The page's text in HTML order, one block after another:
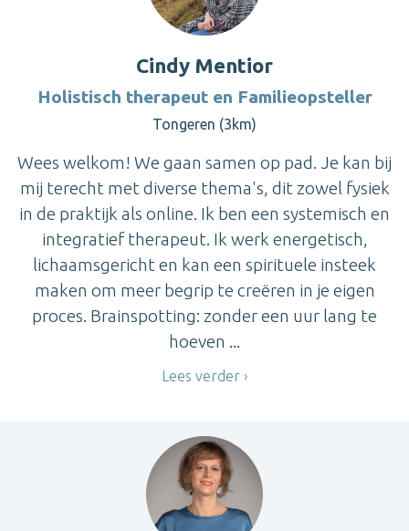
Cindy Mentior
Holistisch therapeut en Familieopsteller
Tongeren (3km)
Wees welkom! We gaan samen op pad. Je kan bij
mij terecht met diverse thema's, dit zowel fysiek
in de praktijk als online. Ik ben een systemisch en
integratief therapeut. Ik werk energetisch,
lichaamsgericht en kan een spirituele insteek
maken om meer begrip te creëren in je eigen
proces. Brainspotting: zonder een uur lang te
hoeven ...
Lees verder